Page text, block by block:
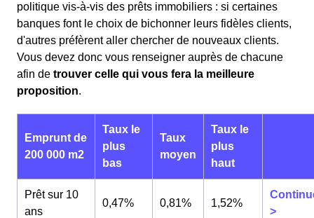
politique vis-à-vis des prêts immobiliers : si certaines
banques font le choix de bichonner leurs fidèles clients,
d'autres préfèrent aller chercher de nouveaux clients.
Vous devez donc vous renseigner auprès de chacune
afin de trouver celle qui vous fera la meilleure
proposition.
Emprunt de
200 000 m2
Taux le
plus
bas
Taux
moyen
Taux le
plus
haut
Prêt sur 10
ans
0,47% 0,81% 1,52%
>